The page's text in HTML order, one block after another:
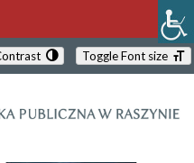
Toggle Font size